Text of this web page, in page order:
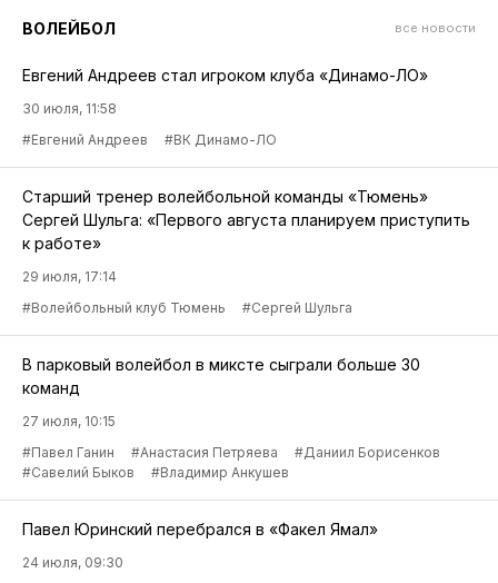
ВОЛЕЙБОЛ все новости
Евгений Андреев стал игроком клуба «Динамо-ЛО»
30 июля, 11:58
#Евгений Андреев
#ВК Динамо-ЛО
Старший тренер волейбольной команды «Тюмень»
Сергей Шульга: «Первого августа планируем приступить
к работе»
29 июля, 17:14
#Волейбольный клуб Тюмень
#Сергей Шульга
В парковый волейбол в миксте сыграли больше 30
команд
27 июля, 10:15
#Павел Ганин
#Анастасия Петряева
#Даниил Борисенков
#Савелий Быков
#Владимир Анкушев
Павел Юринский перебрался в «Факел Ямал»
24 июля, 09:30